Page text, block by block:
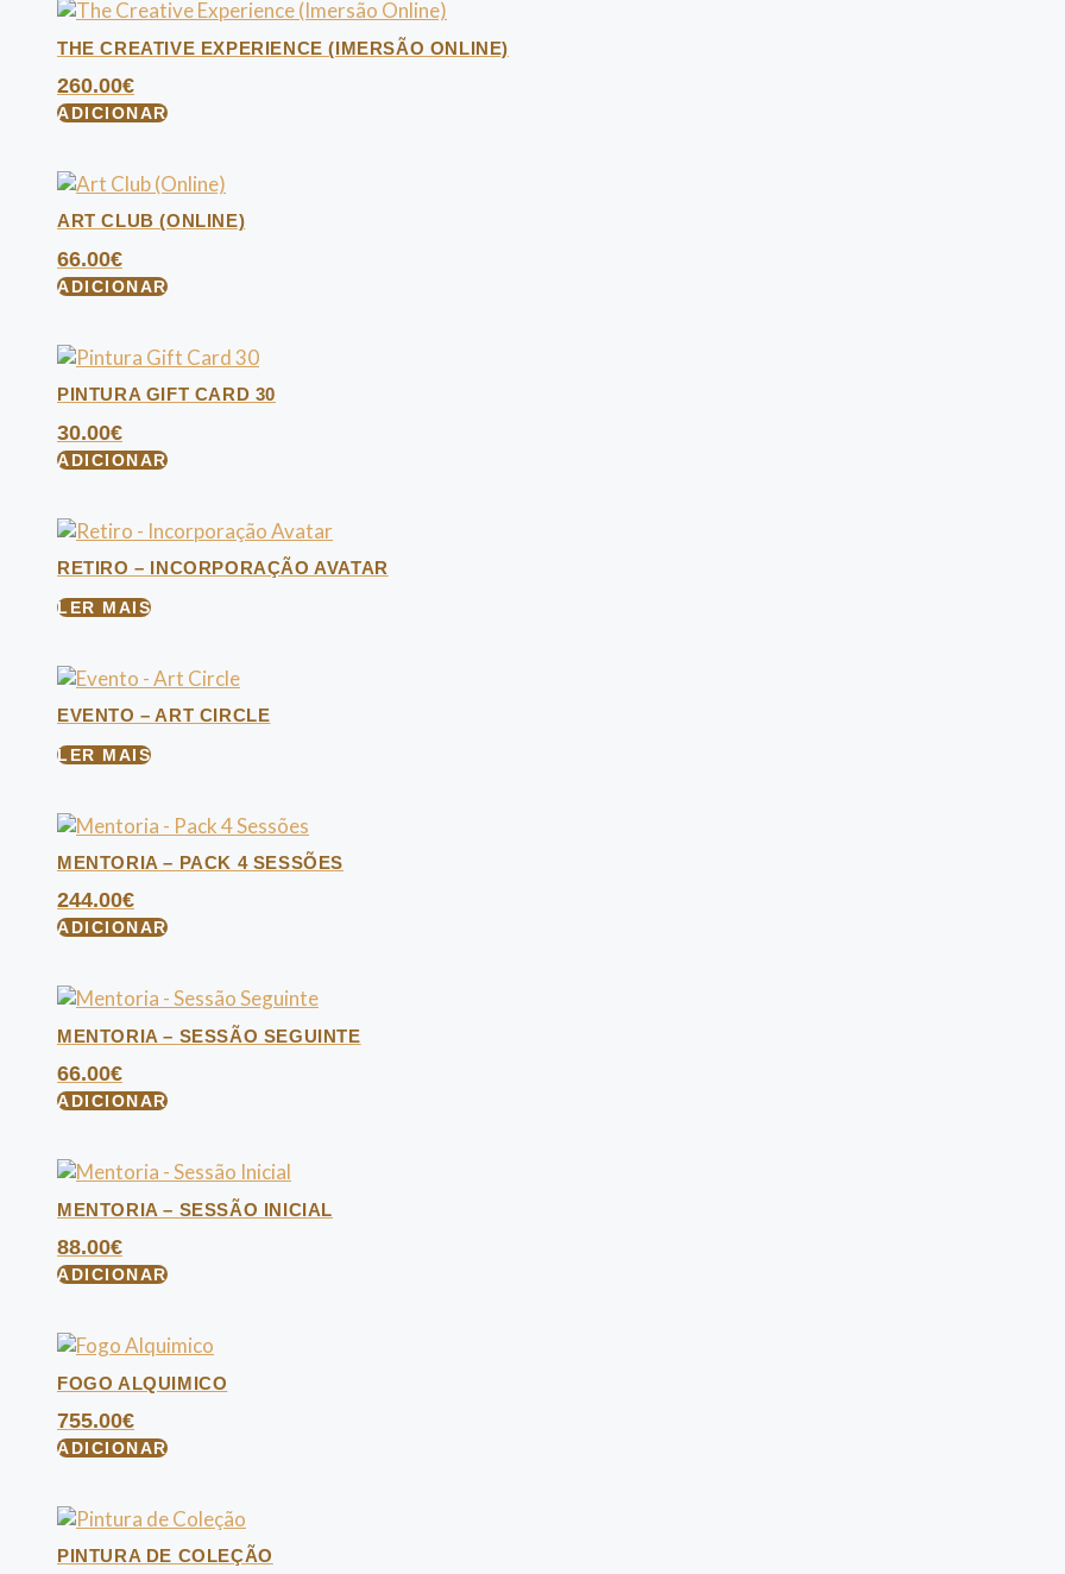
THE CREATIVE EXPERIENCE (IMERSÃO ONLINE)
260.00€
ADICIONAR
ART CLUB (ONLINE)
66.00€
ADICIONAR
PINTURA GIFT CARD 30
30.00€
ADICIONAR
RETIRO – INCORPORAÇÃO AVATAR
LER MAIS
EVENTO – ART CIRCLE
LER MAIS
MENTORIA – PACK 4 SESSÕES
244.00€
ADICIONAR
MENTORIA – SESSÃO SEGUINTE
66.00€
ADICIONAR
MENTORIA – SESSÃO INICIAL
88.00€
ADICIONAR
FOGO ALQUIMICO
755.00€
ADICIONAR
PINTURA DE COLEÇÃO